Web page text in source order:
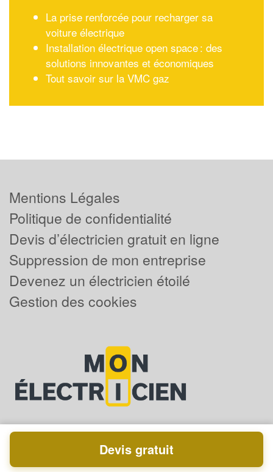
La prise renforcée pour recharger sa
voiture électrique
Installation électrique open space : des
solutions innovantes et économiques
Tout savoir sur la VMC gaz
Mentions Légales
Politique de confidentialité
Devis d’électricien gratuit en ligne
Suppression de mon entreprise
Devenez un électricien étoilé
Gestion des cookies
Powered byPlus que pro
Devis gratuit